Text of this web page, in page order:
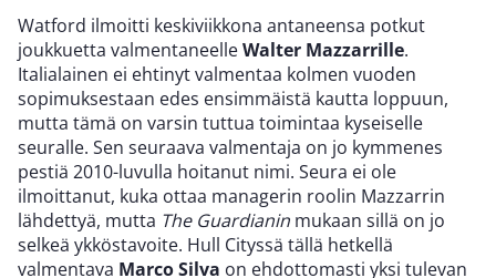
Watford ilmoitti keskiviikkona antaneensa potkut
joukkuetta valmentaneelleWalter Mazzarrille.
Italialainen ei ehtinyt valmentaa kolmen vuoden
sopimuksestaan edes ensimmäistä kautta loppuun,
mutta tämä on varsin tuttua toimintaa kyseiselle
seuralle. Sen seuraava valmentaja on jo kymmenes
pestiä 2010-luvulla hoitanut nimi. Seura ei ole
ilmoittanut, kuka ottaa managerin roolin Mazzarrin
lähdettyä, mutta The Guardianin mukaan sillä on jo
selkeä ykköstavoite. Hull Cityssä tällä hetkellä
valmentava Marco Silva on ehdottomasti yksi tulevan